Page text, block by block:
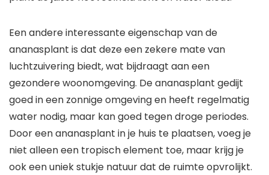
Een andere interessante eigenschap van de
ananasplant is dat deze een zekere mate van
luchtzuivering biedt, wat bijdraagt aan een
gezondere woonomgeving. De ananasplant gedijt
goed in een zonnige omgeving en heeft regelmatig
water nodig, maar kan goed tegen droge periodes.
Door een ananasplant in je huis te plaatsen, voeg je
niet alleen een tropisch element toe, maar krijg je
ook een uniek stukje natuur dat de ruimte opvrolijkt.